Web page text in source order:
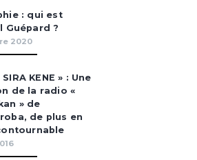
: qui est
Guépard ?
2020
KENE » : Une
de la radio «
» de
de plus en